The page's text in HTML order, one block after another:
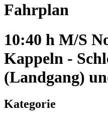
Fahrplan
10:40 h M/S
Kappeln -
(Landgang)
Kategorie